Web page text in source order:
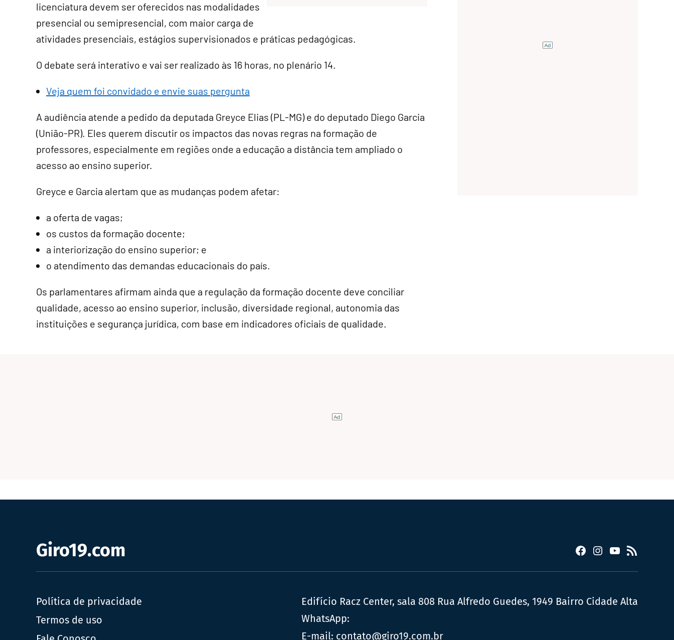
licenciatura devem ser oferecidos nas modalidades
presencial ou semipresencial, com maior carga de
atividades presenciais, estágios supervisionados e práticas pedagógicas.
O debate será interativo e vai ser realizado às 16 horas, no plenário 14.
Veja quem foi convidado e envie suas pergunta
A audiência atende a pedido da deputada Greyce Elias (PL-MG) e do deputado Diego Garcia
(União-PR). Eles querem discutir os impactos das novas regras na formação de
professores, especialmente em regiões onde a educação a distância tem ampliado o
acesso ao ensino superior.
Greyce e Garcia alertam que as mudanças podem afetar:
a oferta de vagas;
os custos da formação docente;
a interiorização do ensino superior; e
o atendimento das demandas educacionais do país.
Os parlamentares afirmam ainda que a regulação da formação docente deve conciliar
qualidade, acesso ao ensino superior, inclusão, diversidade regional, autonomia das
instituições e segurança jurídica, com base em indicadores oficiais de qualidade.
Giro19.com Facebook
Instagram
YouTube
RSS
Política de privacidade
Termos de uso
Edifício Racz Center, sala 808 Rua Alfredo Guedes, 1949 Bairro Cidade Alta
WhatsApp:
E-mail: contato@giro19.com.br